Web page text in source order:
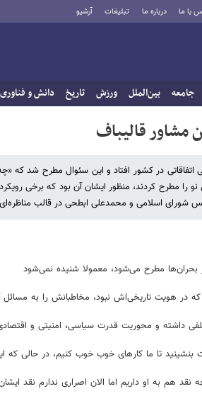
با ما درباره ما تبلیغات آرشیو
جامعه بین‌الملل ورزش تاریخ دانش و فناوری
مشاور قالیباف
در کشور افتاد و این سئوال مطرح شد که
نو را مطرح کردند، منظور ایشان آن بود که برخی
اسلامی و محمدعلی ابطحی در قالب مناظره‌ای
بحران‌ها مطرح می‌شود، معمولا شنیده نمی‌شود
که در هویت تاریخی‌اش نبود، مخاطبانش را به
بنشینید تا ما کارهای خوب خوب کنیم، در حالی
هم به او داریم اما الان اصراری ندارم نقد